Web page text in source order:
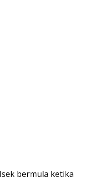
bermula ketika